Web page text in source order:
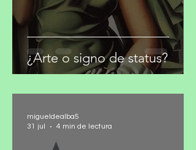
¿Arte o signo de status?
migueldealba5
4 min de lectura